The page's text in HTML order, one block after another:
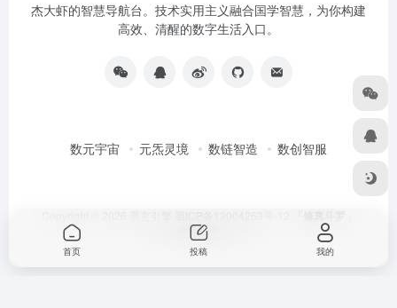
杰大虾的智慧导航台。技术实用主义融合国学智慧，为你构建
高效、清醒的数字生活入口。
数元宇宙 元炁灵境 数链智造 数创智服
「摩羯玟雯」
首页 投稿 我的